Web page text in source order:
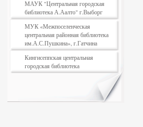
МАУК "Центральная городская
библиотека А.Аалто" г.Выборг
МУК «Межпоселенческая
центральная районная библиотека
им.А.С.Пушкина», г.Гатчина
Кингисеппская центральная
городская библиотека